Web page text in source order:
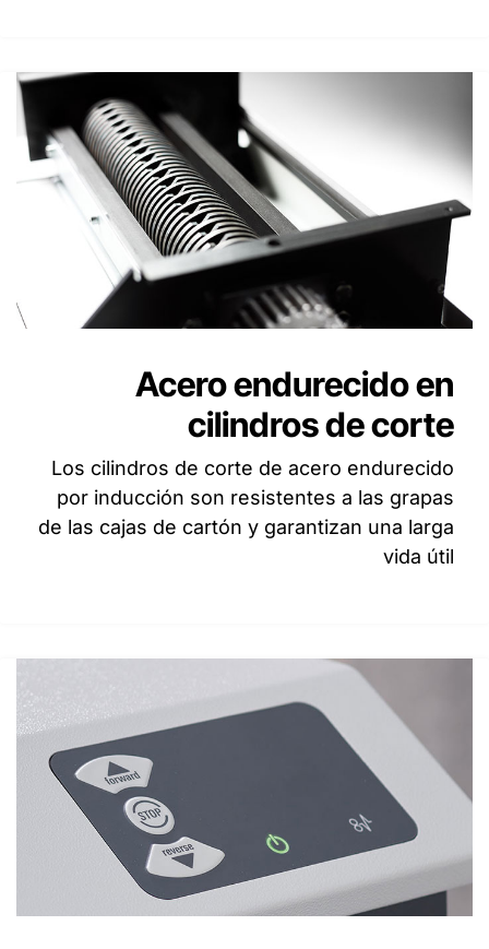
Acero endurecido en
cilindros de corte
Los cilindros de corte de acero endurecido
por inducción son resistentes a las grapas
de las cajas de cartón y garantizan una larga
vida útil